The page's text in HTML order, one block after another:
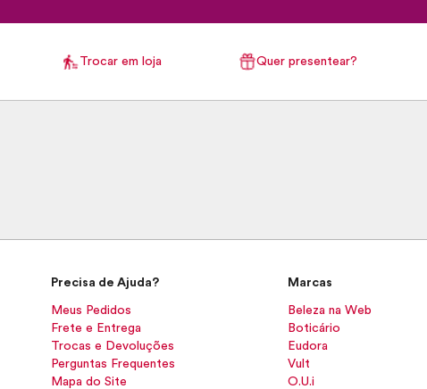
Trocar em loja Quer presentear?
Precisa de Ajuda?
Meus Pedidos
Frete e Entrega
Trocas e Devoluções
Perguntas Frequentes
Mapa do Site
Marcas
Beleza na Web
Boticário
Eudora
Vult
O.U.i